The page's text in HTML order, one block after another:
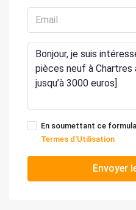
En soumettant ce
Termes d'Utilisation
Envoyer